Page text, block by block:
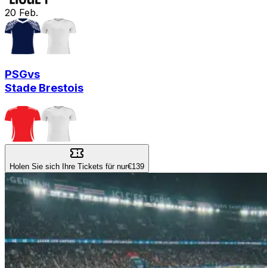
20 Feb.
PSGvs
Stade Brestois
Holen Sie sich Ihre Tickets für nur€139